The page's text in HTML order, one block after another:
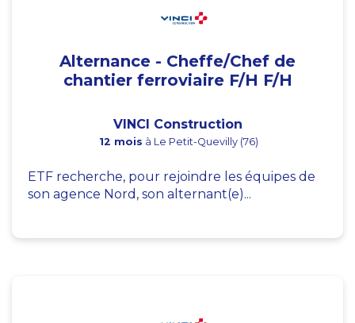
Alternance - Cheffe/Chef de
chantier ferroviaire F/H F/H
VINCI Construction
12 mois à Le Petit-Quevilly (76)
ETF recherche, pour rejoindre les équipes de
son agence Nord, son alternant(e)...